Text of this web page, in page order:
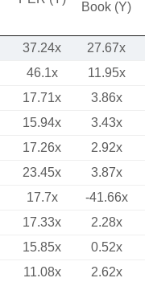
Book (Y)
37.24x
27.67x
46.1x
11.95x
17.71x
3.86x
15.94x
3.43x
17.26x
2.92x
23.45x
3.87x
17.7x
-41.66x
17.33x
2.28x
15.85x
0.52x
11.08x
2.62x